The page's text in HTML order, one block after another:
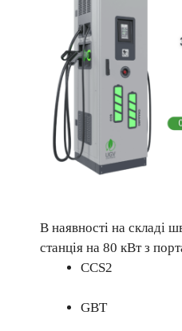
В наявності на складі
станція на 80 кВт з
ССS2
GBT